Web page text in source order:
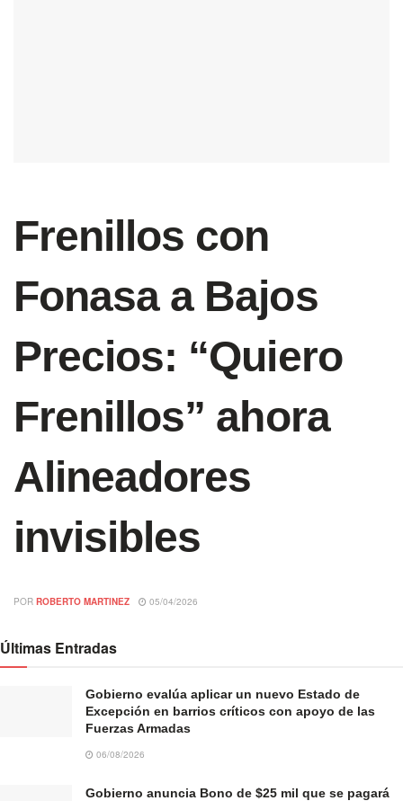
Frenillos con
Fonasa a Bajos
Precios: “Quiero
Frenillos” ahora
Alineadores
invisibles
POR ROBERTO MARTINEZ 05/04/2026
Últimas Entradas
Gobierno evalúa aplicar un nuevo Estado de
Excepción en barrios críticos con apoyo de las
Fuerzas Armadas
06/08/2026
Gobierno anuncia Bono de $25 mil que se pagará